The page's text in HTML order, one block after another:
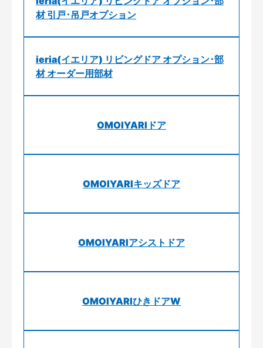
材 引戸･吊戸オプション
ieria(イエリア) リビングドア オプション･部
材 オーダー用部材
OMOIYARIドア
OMOIYARIキッズドア
OMOIYARIアシストドア
OMOIYARIひきドアW